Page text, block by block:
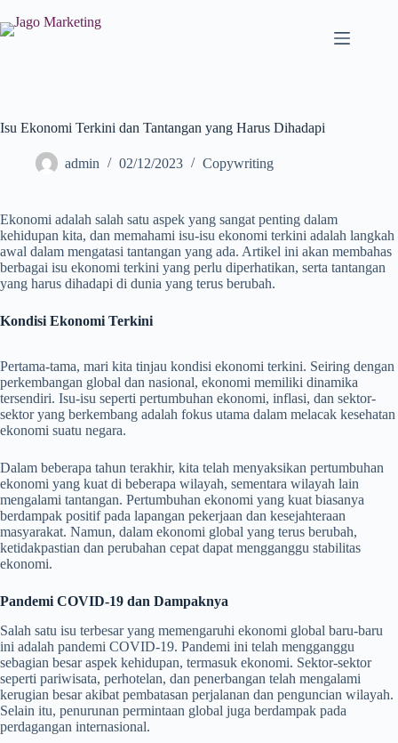
Isu Ekonomi Terkini dan Tantangan yang Harus Dihadapi
admin 02/12/2023 Copywriting
Ekonomi adalah salah satu aspek yang sangat penting dalam
kehidupan kita, dan memahami isu-isu ekonomi terkini adalah langkah
awal dalam mengatasi tantangan yang ada. Artikel ini akan membahas
berbagai isu ekonomi terkini yang perlu diperhatikan, serta tantangan
yang harus dihadapi di dunia yang terus berubah.
Kondisi Ekonomi Terkini
Pertama-tama, mari kita tinjau kondisi ekonomi terkini. Seiring dengan
perkembangan global dan nasional, ekonomi memiliki dinamika
tersendiri. Isu-isu seperti pertumbuhan ekonomi, inflasi, dan sektor-
sektor yang berkembang adalah fokus utama dalam melacak kesehatan
ekonomi suatu negara.
Dalam beberapa tahun terakhir, kita telah menyaksikan pertumbuhan
ekonomi yang kuat di beberapa wilayah, sementara wilayah lain
mengalami tantangan. Pertumbuhan ekonomi yang kuat biasanya
berdampak positif pada lapangan pekerjaan dan kesejahteraan
masyarakat. Namun, dalam ekonomi global yang terus berubah,
ketidakpastian dan perubahan cepat dapat mengganggu stabilitas
ekonomi.
Pandemi COVID-19 dan Dampaknya
Salah satu isu terbesar yang memengaruhi ekonomi global baru-baru
ini adalah pandemi COVID-19. Pandemi ini telah mengganggu
sebagian besar aspek kehidupan, termasuk ekonomi. Sektor-sektor
seperti pariwisata, perhotelan, dan penerbangan telah mengalami
kerugian besar akibat pembatasan perjalanan dan penguncian wilayah.
Selain itu, penurunan permintaan global juga berdampak pada
perdagangan internasional.